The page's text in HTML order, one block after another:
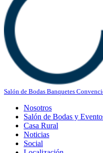
Salón de Bodas Banquetes
Nosotros
Salón de Bodas y
Casa Rural
Noticias
Social